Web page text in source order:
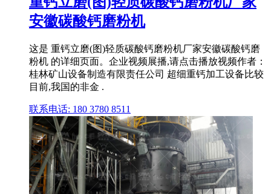
安徽碳酸钙磨粉机
这是 重钙立磨(图)轻质碳酸钙磨粉机厂家安徽碳酸钙磨
粉机 的详细页面。企业视频展播,请点击播放视频作者：
桂林矿山设备制造有限责任公司 超细重钙加工设备比较
目前,我国的非金 .
联系电话: 180 3780 8511